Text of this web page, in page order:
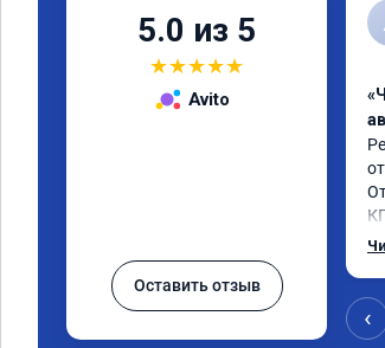
5.0 из 5
★★★★★
Avito
Оставить отзыв
‹